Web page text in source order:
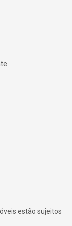
estão sujeitos